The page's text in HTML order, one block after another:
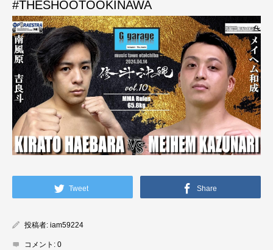
#THESHOOTOOKINAWA
Tweet Share
投稿者: iam59224
コメント: 0